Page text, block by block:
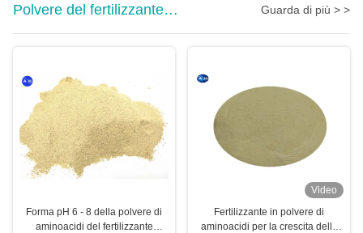
Polvere del fertilizzante
dell'aminoacido
Guarda di più > >
Forma pH 6 - 8 della polvere di
aminoacidi del fertilizzante
Video
Fertilizzante in polvere di
aminoacidi per la crescita delle